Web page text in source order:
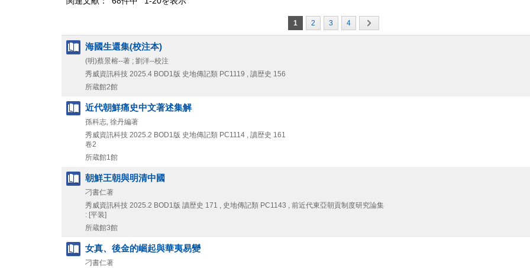
1 2 3 4
海國生還集(校注本)
(明)蔡景榕--著 ; 劉洋--校注
秀威資訊科技 2025.4 BOD1版 史地傳記類 PC1119 , 讀歴史 156
所蔵館2館
近代朝鮮痛史中文著述集解
孫科志, 徐丹編著
秀威資訊科技 2025.2 BOD1版 史地傳記類 PC1114 , 讀歴史 161
卷2
所蔵館1館
朝鮮王朝與明清中國
刁書仁著
秀威資訊科技 2025.2 BOD1版 讀歴史 171 , 史地傳記類 PC1143 , 前近代東亞朝貢制度研究論集
: [平装]
所蔵館3館
女真、後金的崛起與華夷易變
刁書仁著